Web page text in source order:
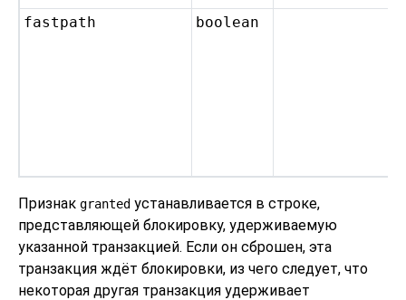
fastpath boolean
Признак granted устанавливается в строке,
представляющей блокировку, удерживаемую
указанной транзакцией. Если он сброшен, эта
транзакция ждёт блокировки, из чего следует, что
некоторая другая транзакция удерживает